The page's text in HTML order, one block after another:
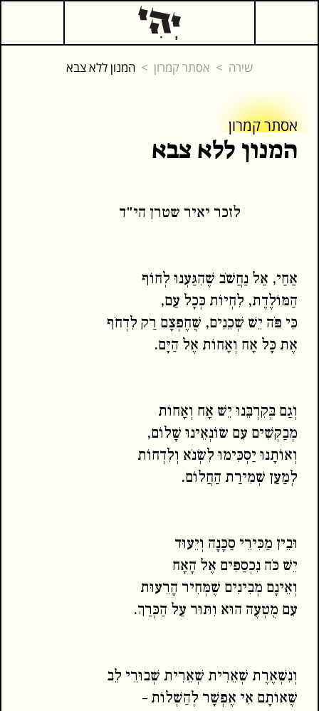
שירה אסתר קמרון המנון ללא צבא
אסתר קמרון
אסתר קמרון
המנון ללא צבא
לזכר יאיר שטרן הי"ד
אַחַי, אַל נַחֲשֹׁב שֶׁהִגַּעְנוּ לְחוֹף
הַמּוֹלֶדֶת, לִחְיוֹת כְּכָל עַם,
כִּי פֹּה יֵשׁ שְׁכֵנִים, שֶׁחֶפְצָם רַק לִדְחֹף
אֶת כָּל אָח וְאָחוֹת אֶל הַיָּם.
וְגַם בְּקִרְבֵּנוּ יֵשׁ אָח וְאָחוֹת
מְבַקְּשִׁים עִם שׂוֹנְאֵינוּ שָׁלוֹם,
וְאוֹתָנוּ יַסְכִּימוּ לִשְׂנֹא וְלִדְחוֹת
לְמַעַן שְׁמִירַת הַחֲלוֹם.
וּבֵין מַכִּירֵי סַכָּנָה וְיֵעוּד
יֵשׁ כֹּה נִכְסַפִים אֶל הָאָח
וְאֵינָם מְבִינִים שֶׁמְּחִיר הָרֵעוּת
עִם מֻטְעֶה הוּא וִתּוּר עַל הַכְּרַךְ.
וְנִשְׁאֶרֶת שְׁאֵרִית שְׁאֵרִית שְׁבוּרֵי לֵב
שֶׁאוֹתָם אִי אֶפְשָׁר לְהַשְׁלוֹת –